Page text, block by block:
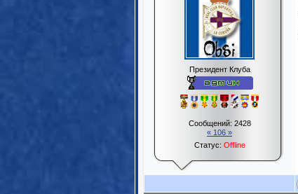
Президент Клуба
Сообщений: 2428
« 106 »
Статус: Offline